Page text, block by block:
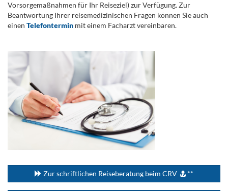
Vorsorgemaßnahmen für Ihr Reiseziel) zur Verfügung. Zur
Beantwortung Ihrer reisemedizinischen Fragen können Sie auch
einen Telefontermin mit einem Facharzt vereinbaren.
Zur schriftlichen Reiseberatung beim CRV **